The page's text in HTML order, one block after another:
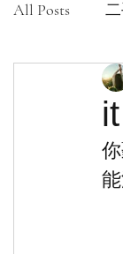
All Posts
社會創新